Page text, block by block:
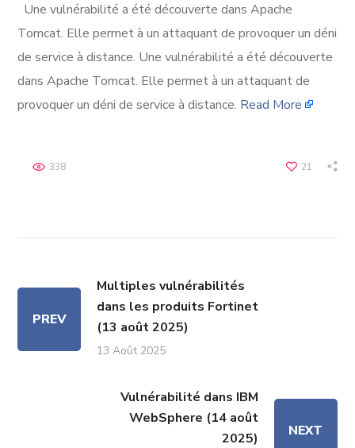
Une vulnérabilité a été découverte dans Apache
Tomcat. Elle permet à un attaquant de provoquer un déni
de service à distance. Une vulnérabilité a été découverte
dans Apache Tomcat. Elle permet à un attaquant de
provoquer un déni de service à distance. Read More
21
338
PREV
Multiples vulnérabilités
dans les produits Fortinet
(13 août 2025)
13 Août 2025
Vulnérabilité dans IBM
WebSphere (14 août
2025)
NEXT